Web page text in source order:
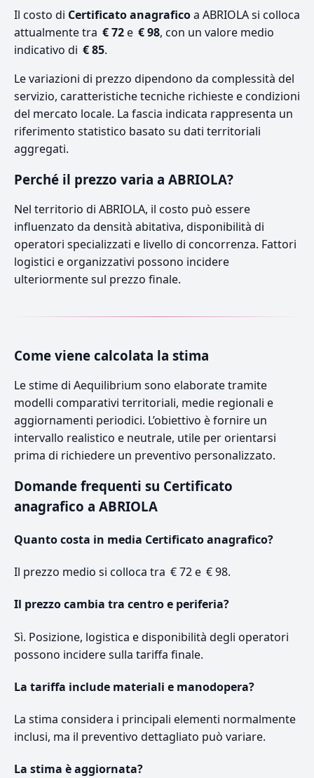
Il costo di Certificato anagraficoa ABRIOLA si colloca
attualmente tra € 72e € 98, con un valore medio
indicativo di € 85.
Le variazioni di prezzo dipendono da complessità del
servizio, caratteristiche tecniche richieste e condizioni
del mercato locale. La fascia indicata rappresenta un
riferimento statistico basato su dati territoriali
aggregati.
Perché il prezzo varia a ABRIOLA?
Nel territorio di ABRIOLA, il costo può essere
influenzato da densità abitativa, disponibilità di
operatori specializzati e livello di concorrenza. Fattori
logistici e organizzativi possono incidere
ulteriormente sul prezzo finale.
Come viene calcolata la stima
Le stime di Aequilibrium sono elaborate tramite
modelli comparativi territoriali, medie regionali e
aggiornamenti periodici. L’obiettivo è fornire un
intervallo realistico e neutrale, utile per orientarsi
prima di richiedere un preventivo personalizzato.
Domande frequenti su Certificato
anagrafico a ABRIOLA
Quanto costa in media Certificato anagrafico?
Il prezzo medio si colloca tra € 72 e € 98.
Il prezzo cambia tra centro e periferia?
Sì. Posizione, logistica e disponibilità degli operatori
possono incidere sulla tariffa finale.
La tariffa include materiali e manodopera?
La stima considera i principali elementi normalmente
inclusi, ma il preventivo dettagliato può variare.
La stima è aggiornata?